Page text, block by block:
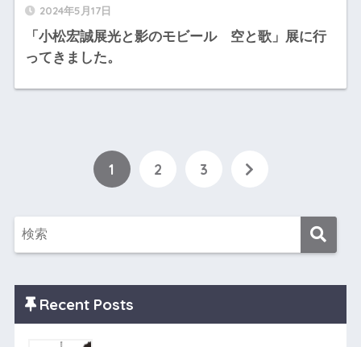
2024年5月17日
「小松宏誠展光と影のモビール 空と歌」展に行
ってきました。
1 2 3
Recent Posts